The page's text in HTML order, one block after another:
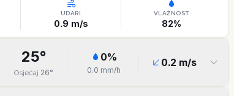
UDARI
0.9 m/s
VLAŽNOST
82%
25°
Osjećaj 26°
0%
0.0 mm/h
0.2 m/s